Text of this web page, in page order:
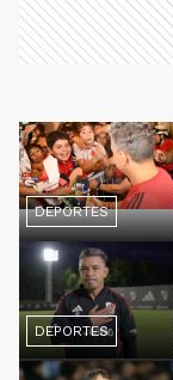
DEPORTES
DEPORTES